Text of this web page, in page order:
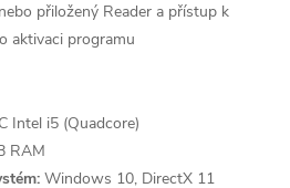
přiložený Reader a přístup k
aktivaci programu
Intel i5 (Quadcore)
RAM
Windows 10, DirectX 11